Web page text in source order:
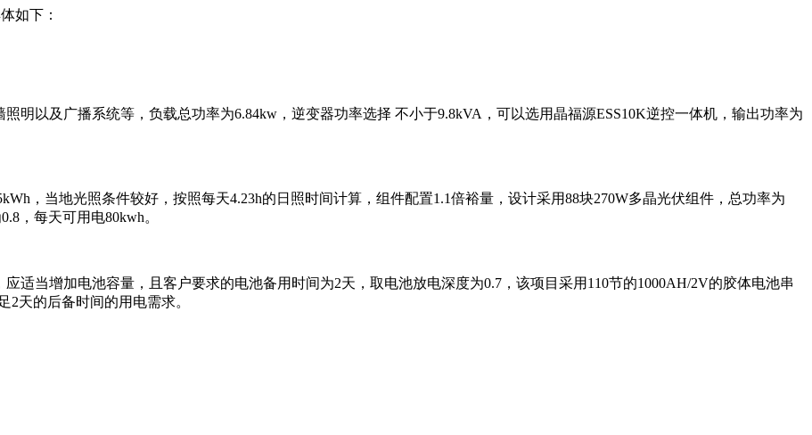
如下：
明以及广播系统等，负载总功率为6.84kw，逆变器功率选择 不小于9.8kVA，可以选用晶福源ESS10K逆控一体机，输出功率为
，当地光照条件较好，按照每天4.23h的日照时间计算，组件配置1.1倍裕量，设计采用88块270W多晶光伏组件，总功率为
，每天可用电80kwh。
适当增加电池容量，且客户要求的电池备用时间为2天，取电池放电深度为0.7，该项目采用110节的1000AH/2V的胶体电池串
2天的后备时间的用电需求。